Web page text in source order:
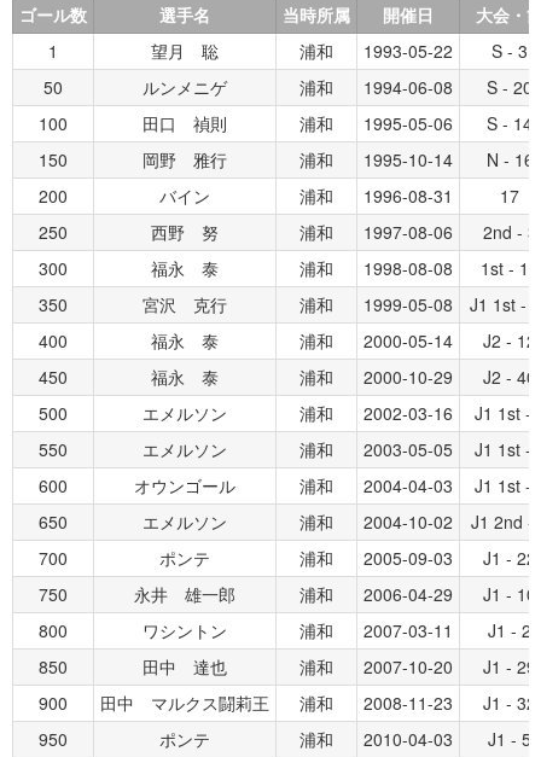
ゴール数
選手名 当時所属 開催日
大会・
1
望月 聡 浦和 1993-05-22
S - 3
50
ルンメニゲ 浦和 1994-06-08
S - 20
100
田口 禎則 浦和 1995-05-06
S - 14
150
岡野 雅行 浦和 1995-10-14
N - 16
200
バイン 浦和 1996-08-31
17
250
西野 努 浦和 1997-08-06
2nd - 3
300
福永 泰 浦和 1998-08-08
1st - 17
350
宮沢 克行 浦和 1999-05-08
J1 1st -
400
福永 泰 浦和 2000-05-14
J2 - 12
450
福永 泰 浦和 2000-10-29
J2 - 40
500
エメルソン 浦和 2002-03-16
J1 1st -
550
エメルソン 浦和 2003-05-05
J1 1st -
600
オウンゴール 浦和 2004-04-03
J1 1st -
650
エメルソン 浦和 2004-10-02
J1 2nd -
700
ポンテ 浦和 2005-09-03
J1 - 22
750
永井 雄一郎 浦和 2006-04-29
J1 - 10
800
ワシントン 浦和 2007-03-11
J1 - 2
850
田中 達也 浦和 2007-10-20
J1 - 29
900
田中 マルクス闘莉王 浦和 2008-11-23
J1 - 32
950
ポンテ 浦和 2010-04-03
J1 - 5